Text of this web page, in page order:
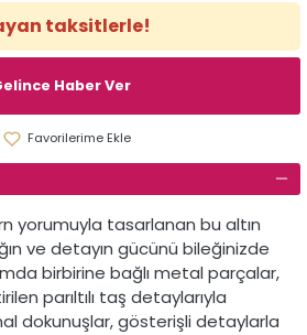
taksitlerle!
Haber Ver
yorumuyla tasarlanan bu altın
ve detayın gücünü bileğinizde
birbirine bağlı metal parçalar,
parıltılı taş detaylarıyla
dokunuşlar, gösterişli detaylarla